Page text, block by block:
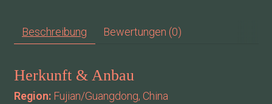
Beschreibung Bewertungen (0)
Herkunft & Anbau
Region:Fujian/Guangdong, China